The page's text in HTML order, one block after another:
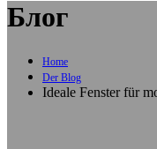
Блог
Home
Der Blog
Ideale Fenster für